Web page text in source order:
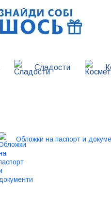
Сладости
Обложки на паспорт и